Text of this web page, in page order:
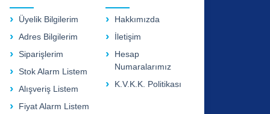
Üyelik Bilgilerim
Adres Bilgilerim
Siparişlerim
Stok Alarm Listem
Alışveriş Listem
Fiyat Alarm Listem
Hakkımızda
İletişim
Hesap
Numaralarımız
K.V.K.K. Politikası